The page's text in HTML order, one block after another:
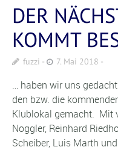
DER
KOMMT
fuzzi 7. Mai 2018
… haben wir uns
den bzw. die
Klublokal gemacht. Mit
Noggler, Reinhard
Scheiber, Luis Marth